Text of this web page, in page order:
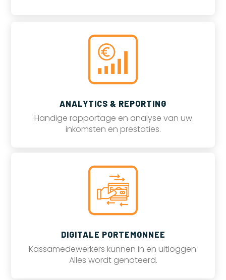
ANALYTICS & REPORTING
Handige rapportage en analyse van uw
inkomsten en prestaties.
DIGITALE PORTEMONNEE
Kassamedewerkers kunnen in en uitloggen.
Alles wordt genoteerd.